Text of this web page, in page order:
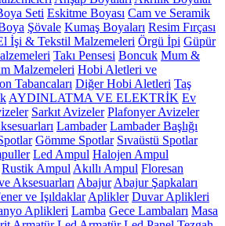
Seti Eskitme Boyası Cam ve Seramik
Şövale Kumaş Boyaları Resim Fırçası
İşi & Tekstil Malzemeleri Örgü İpi Güpür
Takı Pensesi Boncuk Mum &
Malzemeleri Hobi Aletleri ve
Tabancaları Diğer Hobi Aletleri Taş
AYDINLATMA VE ELEKTRİK Ev
Sarkıt Avizeler Plafonyer Avizeler
Lambader Lambader Başlığı
Gömme Spotlar Sıvaüstü Spotlar
Led Ampul Halojen Ampul
Rustik Ampul Akıllı Ampul Floresan
Aksesuarları Abajur Abajur Şapkaları
ve Işıldaklar Aplikler Duvar Aplikleri
Aplikleri Lamba Gece Lambaları Masa